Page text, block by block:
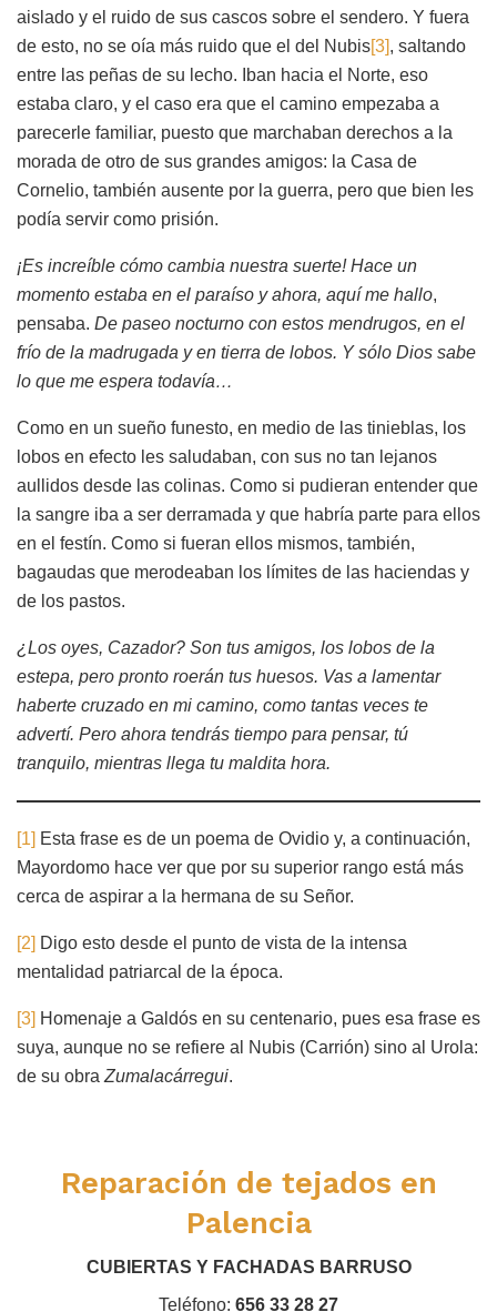
aislado y el ruido de sus cascos sobre el sendero. Y fuera
de esto, no se oía más ruido que el del Nubis[3], saltando
entre las peñas de su lecho. Iban hacia el Norte, eso
estaba claro, y el caso era que el camino empezaba a
parecerle familiar, puesto que marchaban derechos a la
morada de otro de sus grandes amigos: la Casa de
Cornelio, también ausente por la guerra, pero que bien les
podía servir como prisión.
¡Es increíble cómo cambia nuestra suerte! Hace un
momento estaba en el paraíso y ahora, aquí me hallo,
pensaba. De paseo nocturno con estos mendrugos, en el
frío de la madrugada y en tierra de lobos. Y sólo Dios sabe
lo que me espera todavía…
Como en un sueño funesto, en medio de las tinieblas, los
lobos en efecto les saludaban, con sus no tan lejanos
aullidos desde las colinas. Como si pudieran entender que
la sangre iba a ser derramada y que habría parte para ellos
en el festín. Como si fueran ellos mismos, también,
bagaudas que merodeaban los límites de las haciendas y
de los pastos.
¿Los oyes, Cazador? Son tus amigos, los lobos de la
estepa, pero pronto roerán tus huesos. Vas a lamentar
haberte cruzado en mi camino, como tantas veces te
advertí. Pero ahora tendrás tiempo para pensar, tú
tranquilo, mientras llega tu maldita hora.
[1] Esta frase es de un poema de Ovidio y, a continuación,
Mayordomo hace ver que por su superior rango está más
cerca de aspirar a la hermana de su Señor.
[2] Digo esto desde el punto de vista de la intensa
mentalidad patriarcal de la época.
[3] Homenaje a Galdós en su centenario, pues esa frase es
suya, aunque no se refiere al Nubis (Carrión) sino al Urola:
de su obra Zumalacárregui.
Reparación de tejados en
Palencia
CUBIERTAS Y FACHADAS BARRUSO
Teléfono: 656 33 28 27